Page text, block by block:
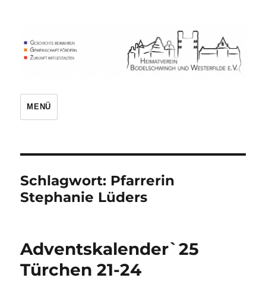
MENÜ
Schlagwort: Pfarrerin
Stephanie Lüders
Adventskalender`25
Türchen 21-24